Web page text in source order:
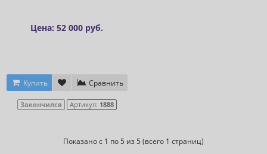
Цена: 52 000 руб.
Купить Сравнить
Закончился Артикул: 1888
Показано с 1 по 5 из 5 (всего 1 страниц)